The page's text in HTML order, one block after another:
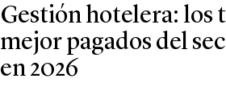
Gestión hotelera: los
mejor pagados del
en 2026